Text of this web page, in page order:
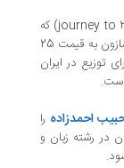
نسخه انگلیسی سفر به گرای 270 درجه (journey to 270 degrees) که
توسط انتشارات مزدا در آمریکا منتشر شده، در سایت آمازون به قیمت 25
توزیع در ایران
احمدزاده را
در رشته زبان و